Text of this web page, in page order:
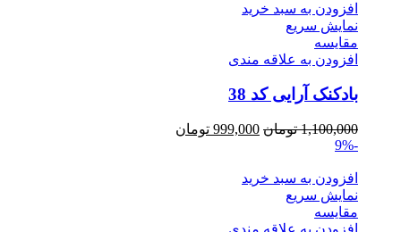
افزودن به سبد خرید
نمایش سریع
مقايسه
افزودن به علاقه مندی
بادکنک آرایی کد 38
1,100,000 تومان Original
1,100,000 تومان.
999,000 تومان
-9%
افزودن به سبد خرید
نمایش سریع
مقايسه